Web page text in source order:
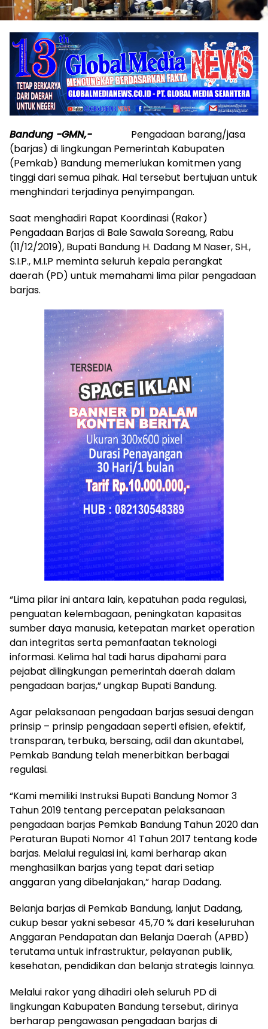
Bandung -GMN,-
Pengadaan barang/jasa
(barjas) di lingkungan Pemerintah Kabupaten
(Pemkab) Bandung memerlukan komitmen yang
tinggi dari semua pihak. Hal tersebut bertujuan untuk
menghindari terjadinya penyimpangan.
Saat menghadiri Rapat Koordinasi (Rakor)
Pengadaan Barjas di Bale Sawala Soreang, Rabu
(11/12/2019), Bupati Bandung H. Dadang M Naser, SH.,
S.I.P., M.I.P meminta seluruh kepala perangkat
daerah (PD) untuk memahami lima pilar pengadaan
barjas.
“Lima pilar ini antara lain, kepatuhan pada regulasi,
penguatan kelembagaan, peningkatan kapasitas
sumber daya manusia, ketepatan market operation
dan integritas serta pemanfaatan teknologi
informasi. Kelima hal tadi harus dipahami para
pejabat dilingkungan pemerintah daerah dalam
pengadaan barjas,” ungkap Bupati Bandung.
Agar pelaksanaan pengadaan barjas sesuai dengan
prinsip – prinsip pengadaan seperti efisien, efektif,
transparan, terbuka, bersaing, adil dan akuntabel,
Pemkab Bandung telah menerbitkan berbagai
regulasi.
“Kami memiliki Instruksi Bupati Bandung Nomor 3
Tahun 2019 tentang percepatan pelaksanaan
pengadaan barjas Pemkab Bandung Tahun 2020 dan
Peraturan Bupati Nomor 41 Tahun 2017 tentang kode
barjas. Melalui regulasi ini, kami berharap akan
menghasilkan barjas yang tepat dari setiap
anggaran yang dibelanjakan,” harap Dadang.
Belanja barjas di Pemkab Bandung, lanjut Dadang,
cukup besar yakni sebesar 45,70 % dari keseluruhan
Anggaran Pendapatan dan Belanja Daerah (APBD)
terutama untuk infrastruktur, pelayanan publik,
kesehatan, pendidikan dan belanja strategis lainnya.
Melalui rakor yang dihadiri oleh seluruh PD di
lingkungan Kabupaten Bandung tersebut, dirinya
berharap pengawasan pengadaan barjas di